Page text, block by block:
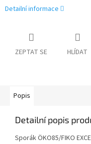
Detailní informace
ZEPTAT SE HLÍDAT
Popis
Detailní popis
Sporák ÖKO85/FIKO